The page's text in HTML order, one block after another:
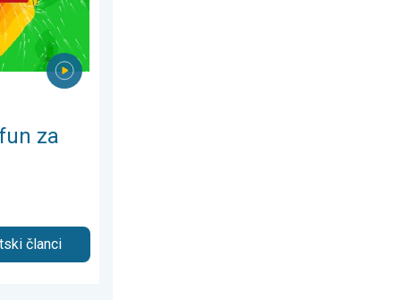
za
članci